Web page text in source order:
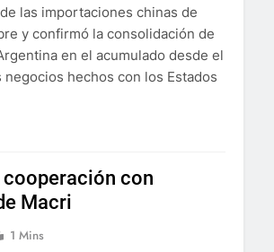
las importaciones chinas de
y confirmó la consolidación de
en el acumulado desde el
hechos con los Estados
cooperación con
Macri
1 Mins